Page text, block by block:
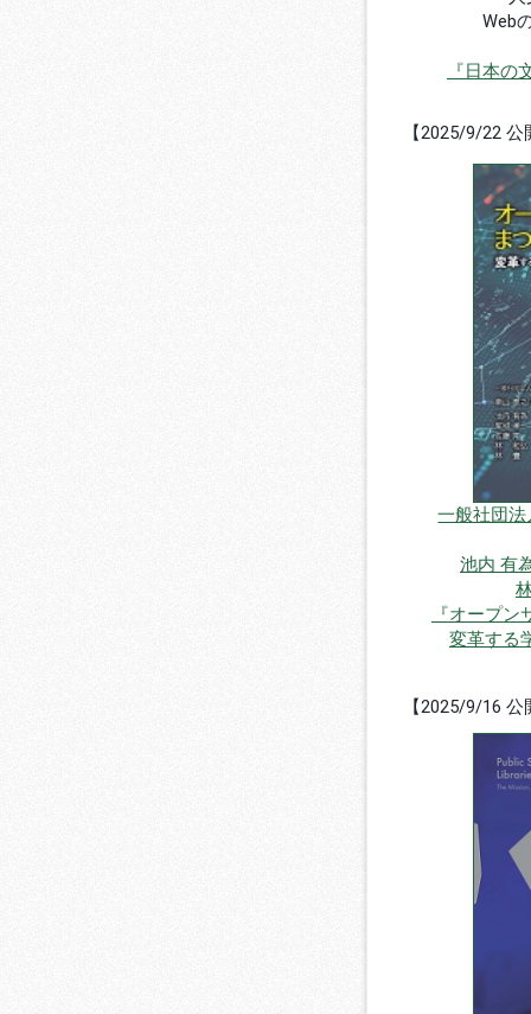
Web
『日本
【2025/9/22 公
一般社団
池内 有
『オープ
変革する
【2025/9/16